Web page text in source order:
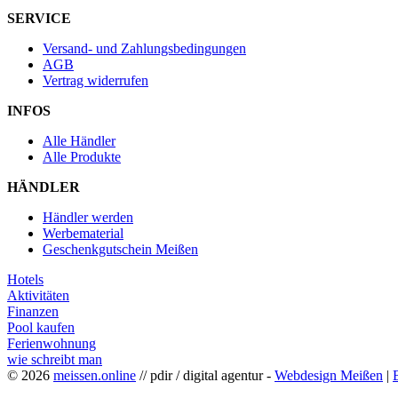
SERVICE
Versand- und Zahlungsbedingungen
AGB
Vertrag widerrufen
INFOS
Alle Händler
Alle Produkte
HÄNDLER
Händler werden
Werbematerial
Geschenkgutschein Meißen
Hotels
Aktivitäten
Finanzen
Pool kaufen
Ferienwohnung
wie schreibt man
© 2026 meissen.online // pdir / digital agentur - Webdesign Meißen |